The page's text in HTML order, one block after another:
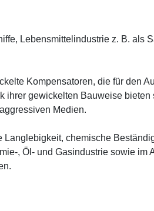
Lebensmittelindustrie z. B. als
Kompensatoren, die für den
ihrer gewickelten Bauweise
Medien.
chemische
, Öl- und Gasindustrie sowie